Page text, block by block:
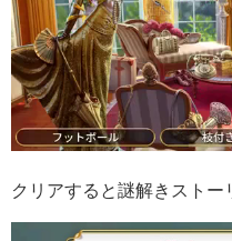
クリアすると謎解きストー